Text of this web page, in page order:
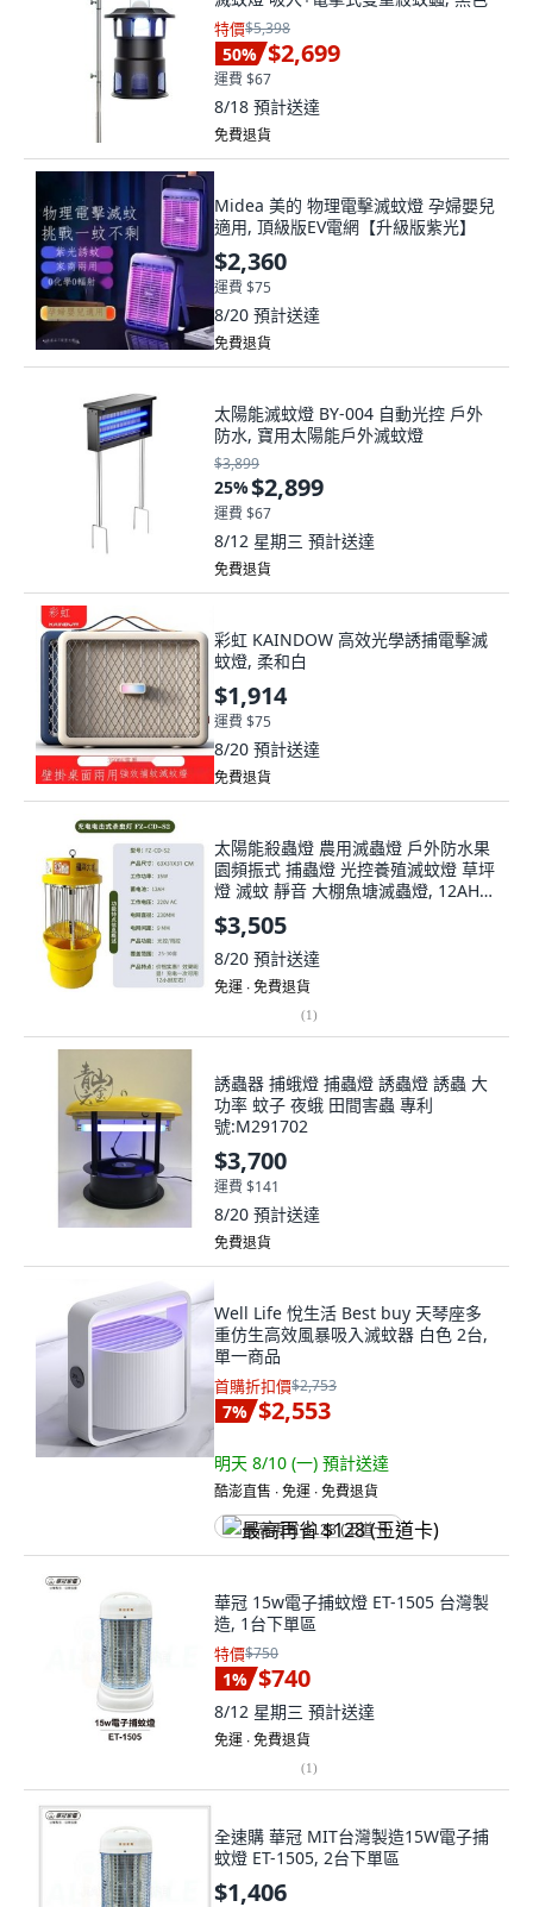
特價$5,398
50% $2,699
運費 $67
8/18預計送達
免費退貨
適用, 頂級版EV電網【升級版紫光】
$2,360
運費 $75
8/20預計送達
免費退貨
防水, 寶用太陽能戶外滅蚊燈
$3,899
25%$2,899
運費 $67
8/12 星期三
免費退貨
蚊燈, 柔和白
$1,914
運費 $75
8/20預計送達
免費退貨
園頻振式 捕蟲燈 光控養殖滅蚊燈 草坪
燈 滅蚊 靜音 大棚魚塘滅蟲燈, 12AH鋰
電池LED燈管充電
$3,505
8/20預計送達
免運 ∙ 免費退貨
1
功率 蚊子 夜蛾 田間害蟲 專利
號:M291702
$3,700
運費 $141
8/20 預計送達
免費退貨
重仿生高效風暴吸入滅蚊器 白色 2台,
單一商品
首購折扣價
7% $2,553
酷澎直售 ∙ 免運 ∙ 免費退貨
最高再省 $128 (王道卡)
造, 1台下單區
特價$750
1% $740
8/12 星期三
免運 ∙ 免費退貨
1
蚊燈 ET-1505, 2台下單區
$1,406
運費 $90